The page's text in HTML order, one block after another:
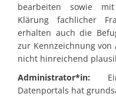
bearbeiten sowie
Klärung fachlicher
erhalten auch die
zur Kennzeichnung von
nicht hinreichend
Administrator*in:
Datenportals hat